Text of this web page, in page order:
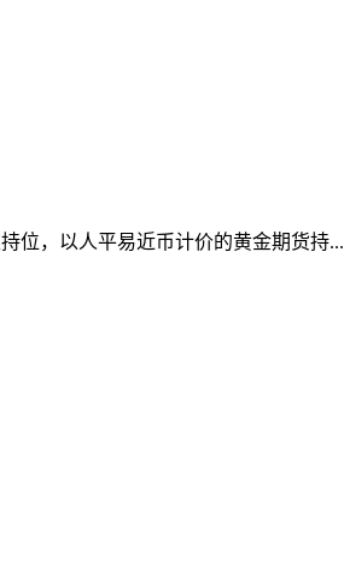
位，以人平易近币计价的黄金期货持...